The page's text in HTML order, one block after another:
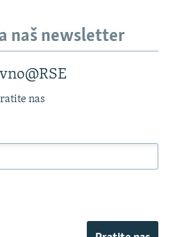
naš newsletter
nas